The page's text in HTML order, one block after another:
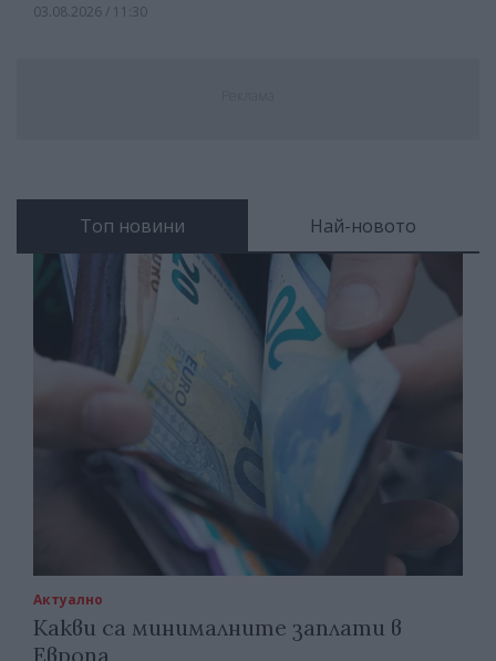
03.08.2026 / 11:30
Топ новини Най-новото
Актуално
Какви са минималните заплати в
Европа